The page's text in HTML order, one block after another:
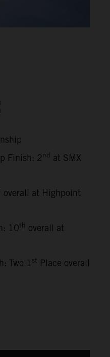
Finish: 2nd at SMX
overall at Highpoint
10th overall at
Two 1 st Place overall